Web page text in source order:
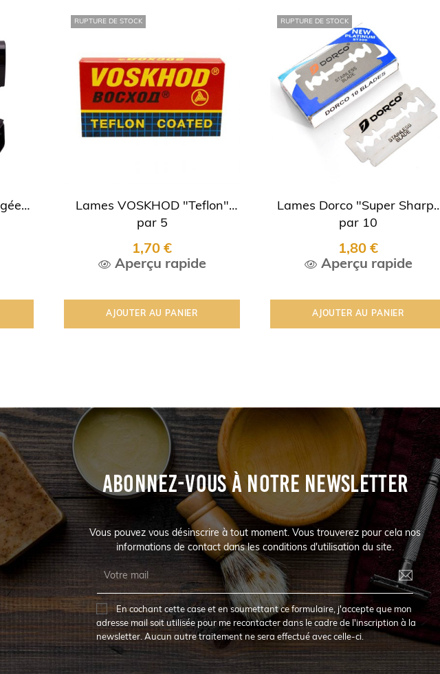
RUPTURE DE STOCK
Lames VOSKHOD "Teflon"
par 5
1,70 €
Aperçu rapide
AJOUTER AU PANIER
RUPTURE DE STOCK
Lames Dorco "Super Sharp"
par 10
1,80 €
Aperçu rapide
AJOUTER AU PANIER
ABONNEZ-VOUS À NOTRE NEWSLETTER
Vous pouvez vous désinscrire à tout moment. Vous trouverez pour cela nos
informations de contact dans les conditions d'utilisation du site.
En cochant cette case et en soumettant ce formulaire, j'accepte que mon
adresse mail soit utilisée pour me recontacter dans le cadre de l'inscription à la
newsletter. Aucun autre traitement ne sera effectué avec celle-ci.